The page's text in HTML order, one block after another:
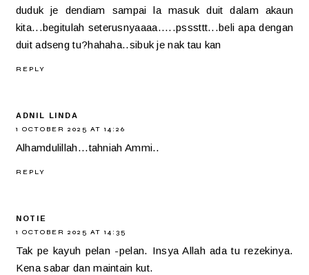
duduk je dendiam sampai la masuk duit dalam akaun
kita...begitulah seterusnyaaaa.....psssttt...beli apa dengan
duit adseng tu?hahaha..sibuk je nak tau kan
REPLY
ADNIL LINDA
1 OCTOBER 2025 AT 14:26
Alhamdulillah...tahniah Ammi..
REPLY
NOTIE
1 OCTOBER 2025 AT 14:35
Tak pe kayuh pelan -pelan. Insya Allah ada tu rezekinya.
Kena sabar dan maintain kut.